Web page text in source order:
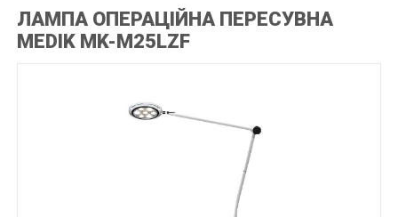
ЛАМПА ОПЕРАЦІЙНА ПЕРЕСУВНА
MEDIK MK-M25LZF